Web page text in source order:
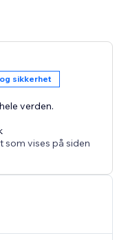
they should.
sikkerhet
verden.
som vises på siden